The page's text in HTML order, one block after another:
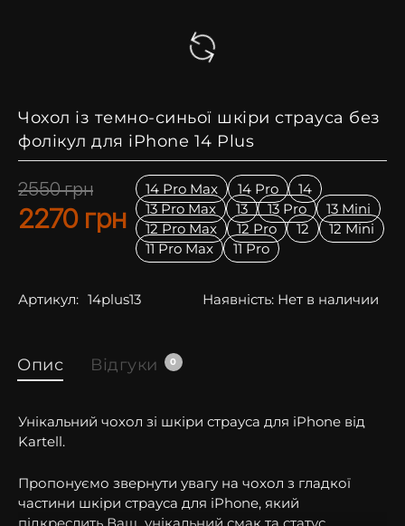
Чохол із темно-синьої шкіри страуса без
фолікул для iPhone 14 Plus
2550грн
2270 грн
14 Pro Max 14 Pro
14
13 Pro Max
13 13 Pro
13 Mini
12 Pro Max
12 Pro 12
12 Mini
11 Pro Max
11 Pro
Артикул: 14plus13 Наявність: Нет в наличии
Опис Відгуки 0
Унікальний чохол зі шкіри страуса для iPhone від
Kartell.
Пропонуємо звернути увагу на чохол з гладкої
частини шкіри страуса для iPhone, який